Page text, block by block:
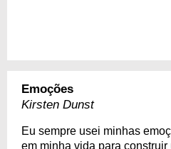
Emoções
Kirsten Dunst
Eu sempre usei minhas
em minha vida para